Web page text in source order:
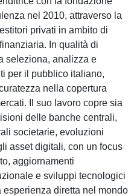
nel 2010, attraverso la
privati in ambito di
In qualità di
seleziona, analizza e
per il pubblico italiano,
nella copertura
Il suo lavoro copre sia
delle banche centrali,
societarie, evoluzioni
asset digitali, con un focus
aggiornamenti
e sviluppi tecnologici
diretta nel mondo